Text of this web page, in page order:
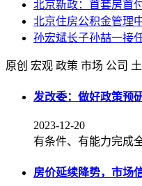
北京新政：首套房首
北京住房公积金管理
孙宏斌长子孙喆一接
原创 宏观 政策 市场 公司
发改委：做好政策预
2023-12-20
有条件、有能力完成
房价延续降势，市场